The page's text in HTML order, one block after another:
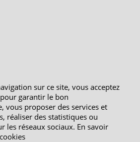
sur ce site, vous acceptez
garantir le bon
vous proposer des services et
réaliser des statistiques ou
les réseaux sociaux. En savoir